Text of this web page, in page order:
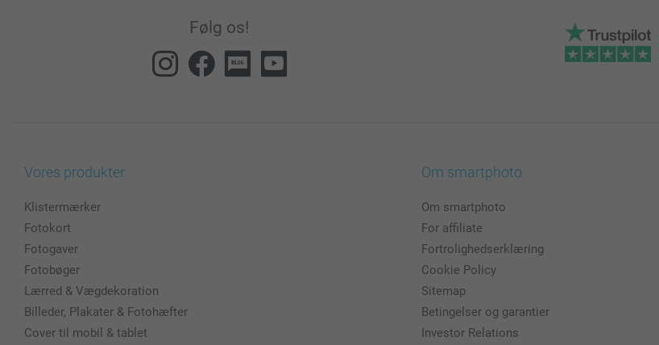
Følg os!
Vores produkter
Klistermærker
Fotokort
Fotogaver
Fotobøger
Lærred & Vægdekoration
Billeder, Plakater & Fotohæfter
Cover til mobil & tablet
Om smartphoto
Om smartphoto
For affiliate
Fortrolighedserklæring
Cookie Policy
Sitemap
Betingelser og garantier
Investor Relations